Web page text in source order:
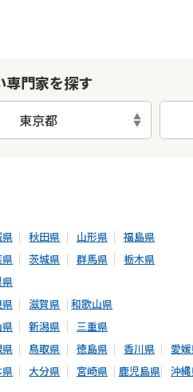
専門家を探す
東京都
県 秋田県 山形県
福島県
茨城県 群馬県
栃木県
県
滋賀県
和歌山県
県 新潟県
三重県
県 鳥取県 徳島県 香川県 愛
大分県 宮崎県 鹿児島県 沖